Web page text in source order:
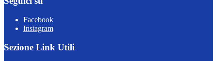
Facebook
Instagram
Sezione Link Utili